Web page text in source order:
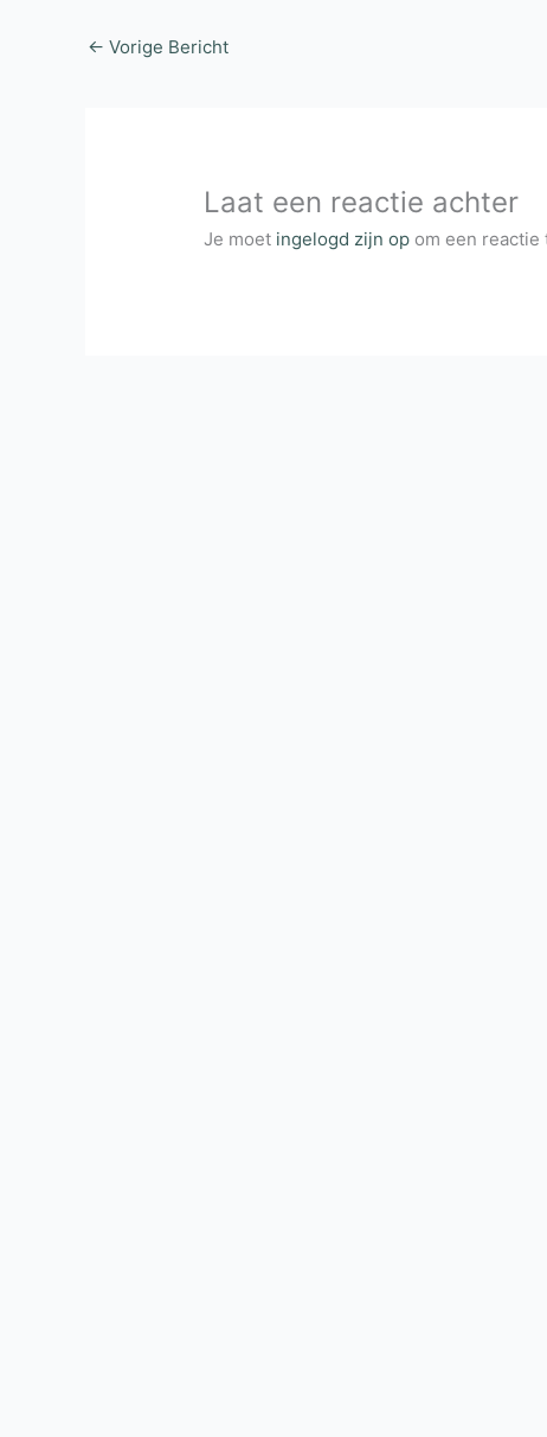
← Vorige Bericht
Laat een reactie achter
Je moet ingelogd zijn op om een reactie